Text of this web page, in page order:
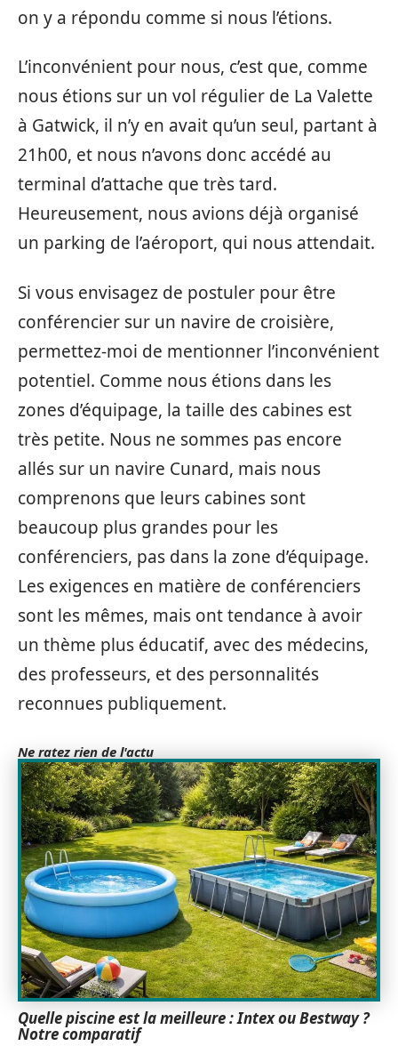
on y a répondu comme si nous l’étions.
L’inconvénient pour nous, c’est que, comme
nous étions sur un vol régulier de La Valette
à Gatwick, il n’y en avait qu’un seul, partant à
21h00, et nous n’avons donc accédé au
terminal d’attache que très tard.
Heureusement, nous avions déjà organisé
un parking de l’aéroport, qui nous attendait.
Si vous envisagez de postuler pour être
conférencier sur un navire de croisière,
permettez-moi de mentionner l’inconvénient
potentiel. Comme nous étions dans les
zones d’équipage, la taille des cabines est
très petite. Nous ne sommes pas encore
allés sur un navire Cunard, mais nous
comprenons que leurs cabines sont
beaucoup plus grandes pour les
conférenciers, pas dans la zone d’équipage.
Les exigences en matière de conférenciers
sont les mêmes, mais ont tendance à avoir
un thème plus éducatif, avec des médecins,
des professeurs, et des personnalités
reconnues publiquement.
Ne ratez rien de l'actu
Quelle piscine est la meilleure : Intex ou Bestway ?
Notre comparatif